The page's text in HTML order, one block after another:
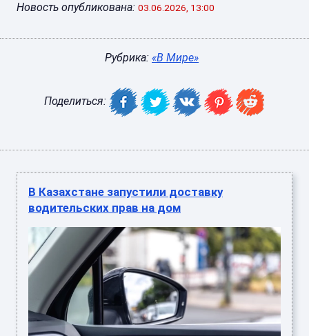
Новость опубликована: 03.06.2026, 13:00
Рубрика: «В Мире»
Поделиться:
В Казахстане запустили доставку
водительских прав на дом